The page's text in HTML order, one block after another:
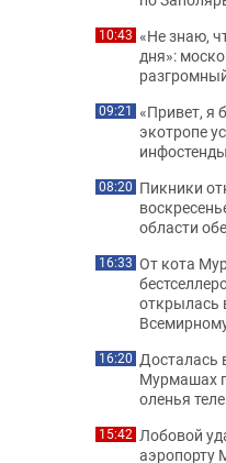
10:43 «Не знаю,
дня»:
09:21 «Привет, я
экотропе
инфостенды
08:20 Пикники
области
16:33 От кота
открылась
16:20 Досталась
Мурмашах
оленья
15:42 Лобовой
аэропорту